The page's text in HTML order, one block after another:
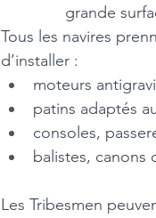
grande
Tous les navires
d’installer :
moteurs
patins adaptés
consoles,
balistes,
Les Tribesmen